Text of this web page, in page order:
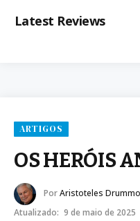
Latest Reviews
ARTIGOS
OS HERÓIS
PorAristoteles
Atualizado: 9 de maio de 2025